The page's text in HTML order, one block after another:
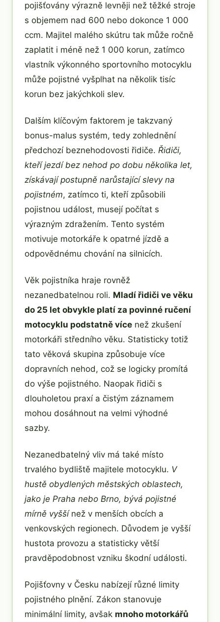
pojišťovány výrazně levněji než těžké stroje
s objemem nad 600 nebo dokonce 1 000
ccm. Majitel malého skútru tak může ročně
zaplatit i méně než 1 000 korun, zatímco
vlastník výkonného sportovního motocyklu
může pojistné vyšplhat na několik tisíc
korun bez jakýchkoli slev.
Dalším klíčovým faktorem je takzvaný
bonus-malus systém, tedy zohlednění
předchozí beznehodovosti řidiče. Řidiči,
kteří jezdí bez nehod po dobu několika let,
získávají postupně narůstající slevy na
pojistném, zatímco ti, kteří způsobili
pojistnou událost, musejí počítat s
výrazným zdražením. Tento systém
motivuje motorkáře k opatrné jízdě a
odpovědnému chování na silnicích.
Věk pojistníka hraje rovněž
nezanedbatelnou roli. Mladí řidiči ve věku
do 25 let obvykle platí za povinné ručení
motocyklu podstatně více než zkušení
motorkáři středního věku. Statisticky totiž
tato věková skupina způsobuje více
dopravních nehod, což se logicky promítá
do výše pojistného. Naopak řidiči s
dlouholetou praxí a čistým záznamem
mohou dosáhnout na velmi výhodné
sazby.
Nezanedbatelný vliv má také místo
trvalého bydliště majitele motocyklu. V
hustě obydlených městských oblastech,
jako je Praha nebo Brno, bývá pojistné
mírně vyššínež v menších obcích a
venkovských regionech. Důvodem je vyšší
hustota provozu a statisticky větší
pravděpodobnost vzniku škodní události.
Pojišťovny v Česku nabízejí různé limity
pojistného plnění. Zákon stanovuje
minimální limity, avšak mnoho motorkářů